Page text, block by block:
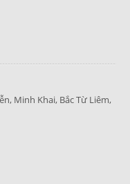
Minh Khai, Bắc Từ Liêm,